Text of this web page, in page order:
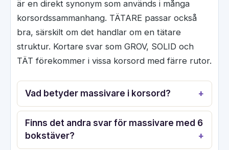
är en direkt synonym som används i många
korsordssammanhang. TÄTARE passar också
bra, särskilt om det handlar om en tätare
struktur. Kortare svar som GROV, SOLID och
TÄT förekommer i vissa korsord med färre rutor.
Vad betyder massivare i korsord?
Finns det andra svar för massivare med 6
bokstäver?